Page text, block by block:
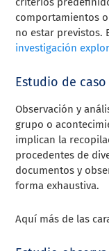
comportamientos
no estar previstos.
investigación
Estudio de caso
Observación y
grupo o
implican la
procedentes de
documentos y
forma exhaustiva.
Aquí más de las